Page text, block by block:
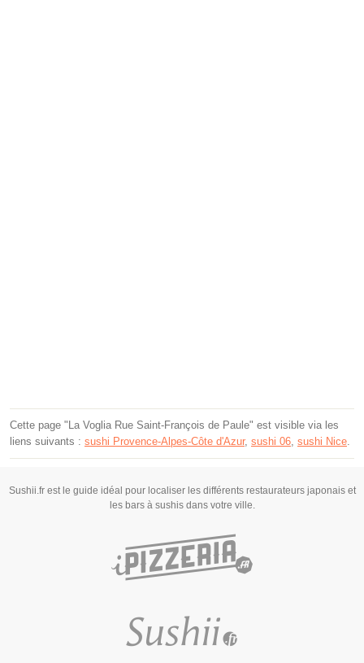
Cette page "La Voglia Rue Saint-François de Paule" est visible via les
liens suivants : sushi Provence-Alpes-Côte d'Azur, sushi 06, sushi Nice.
Sushii.fr est le guide idéal pour localiser les différents restaurateurs japonais et
les bars à sushis dans votre ville.